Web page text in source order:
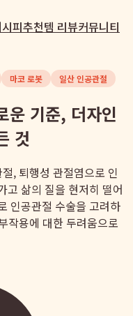
피추천템 리뷰커뮤니티
마코 로봇 일산 인공관절
운 기준, 더자인
것
, 퇴행성 관절염으로 인
고 삶의 질을 현저히 떨어
인공관절 수술을 고려하
작용에 대한 두려움으로